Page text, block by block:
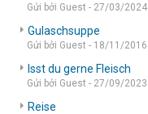
Gửi bởi Guest - 27/03/2024
Gulaschsuppe
Gửi bởi Guest - 18/11/2016
Isst du gerne Fleisch
Gửi bởi Guest - 27/09/2023
Reise